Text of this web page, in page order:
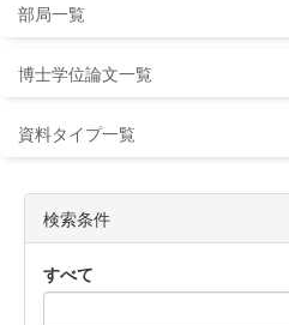
部局一覧
博士学位論文一覧
資料タイプ一覧
検索条件
すべて